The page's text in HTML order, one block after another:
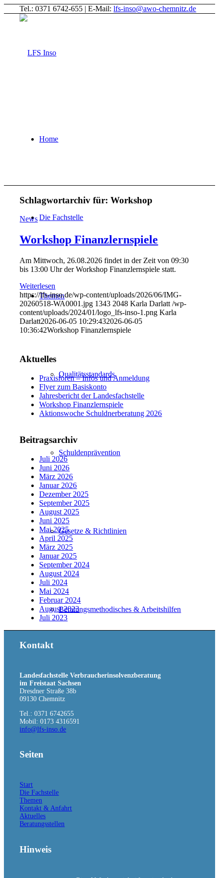
Tel.: 0371 6742-655 | E-Mail:lfs-inso@awo-chemnitz.de
Home
Die Fachstelle
Themen
Qualitätsstandards
Schuldenprävention
Gesetze & Richtlinien
Beratungs­methodisches & Arbeitshilfen
Armut, Überschuldung, soziale Ausgrenzung
Aktuelles
Schlagwortarchiv für:Workshop
News
Workshop Finanzlernspiele
Am Mittwoch, 26.08.2026 findet in der Zeit von 09:30
bis 13:00 Uhr der Workshop Finanzlernspiele statt.
Weiterlesen
https://lfs-inso.de/wp-content/uploads/2026/06/IMG-
20260518-WA0001.jpg 1343 2048 Karla Darlatt /wp-
content/uploads/2024/01/logo_lfs-inso-1.png Karla
Darlatt2026-06-05 10:29:432026-06-05
10:36:42Workshop Finanzlernspiele
Aktuelles
Praxisforen – Infos und Anmeldung
Flyer zum Basiskonto
Jahresbericht der Landesfachstelle
Workshop Finanzlernspiele
Aktionswoche Schuldnerberatung 2026
Beitragsarchiv
Juli 2026
Juni 2026
März 2026
Januar 2026
Dezember 2025
September 2025
August 2025
Juni 2025
Mai 2025
April 2025
März 2025
Januar 2025
September 2024
August 2024
Juli 2024
Mai 2024
Februar 2024
August 2023
Juli 2023
Kontakt
Landesfachstelle Verbraucherinsolvenzberatung
im Freistaat Sachsen
Dresdner Straße 38b
09130 Chemnitz
Tel.: 0371 6742655
Mobil: 0173 4316591
info@lfs-inso.de
Seiten
Start
Die Fachstelle
Themen
Kontakt & Anfahrt
Aktuelles
Beratungsstellen
Hinweis